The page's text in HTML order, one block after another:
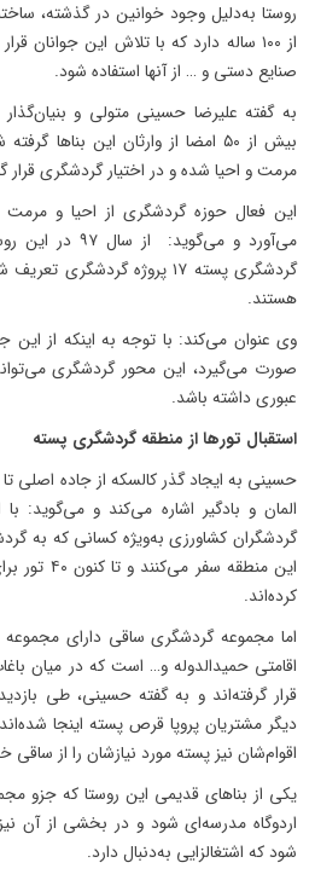
روستا به‌دلیل وجود خوانین در گذشته،
از ۱۰۰ ساله دارد که با تلاش این جوانان
صنایع دستی و … از آنها استفاده شود.
به گفته علیرضا حسینی متولی و
بیش از ۵۰ امضا از وارثان این بناها
مرمت و احیا شده و در اختیار گردشگری قرار
این فعال حوزه گردشگری از احیا و
می‌آورد و
گردشگری پسته ۱۷ پروژه
هستند.
صورت می‌گیرد، این محور گردشگری
عبوری داشته باشد.
استقبال تورها از منطقه گردشگری پسته
حسینی به ایجاد گذر کالسکه از جاده
المان و بادگیر اشاره می‌کند و می‌گوید: با
گردشگران کشاورزی به‌ویژه کسانی که به
این منطقه
کرده‌اند.
اما مجموعه گردشگری ساقی دارای
اقامتی حمیدالدوله و… است که در میان
قرار گرفته‌اند و به گفته حسینی، طی
دیگر مشتریان پروپا قرص پسته اینجا
اقوام‌شان نیز پسته مورد نیازشان را از ساقی
یکی از بناهای قدیمی این روستا که جزو
اردوگاه مدرسه‌ای شود و در بخشی از آن
شود که اشتغالزایی به‌دنبال دارد.